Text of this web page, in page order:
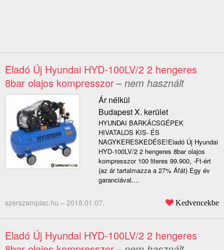
Eladó Új Hyundai HYD-100LV/2 2 hengeres
8bar olajos kompresszor– nem használt
Ár nélkül
Budapest X. kerület
HYUNDAI BARKÁCSGÉPEK
HIVATALOS KIS- ÉS
NAGYKERESKEDÉSE!Eladó Új Hyundai
HYD-100LV/2 2 hengeres 8bar olajos
kompresszor 100 literes 99.900, -Ft-ért
(az ár tartalmazza a 27% Áfát) Egy év
garanciával....
szerszampiac.hu – 2018.01.07. Kedvencekbe
Eladó Új Hyundai HYD-100LV/2 2 hengeres